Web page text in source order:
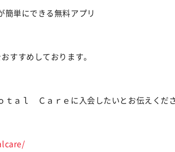
単にできる無料アプリ
すすめしております。
ｔａｌ Ｃａｒｅに入会したいとお伝えくだ